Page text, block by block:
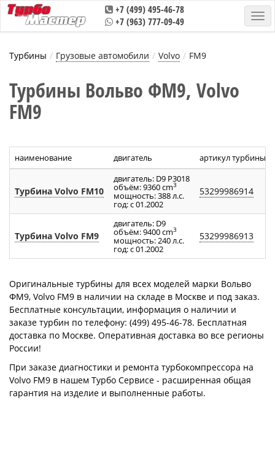
+7 (499) 495-46-78
+7 (963) 777-09-49
Турбины Грузовые автомобили Volvo FM9
Турбины Вольво ФМ9, Volvo
FM9
наименование двигатель артикул турбины
Турбина Volvo FM10
двигатель: D9 P3018
объём: 9360 cm3
мощность: 388 л.с.
год: с 01.2002
53299986914
Турбина Volvo FM9
двигатель: D9
объём: 9400 cm3
мощность: 240 л.с.
год: с 01.2002
53299986913
Оригинальные турбины для всех моделей марки Вольво
ФМ9, Volvo FM9 в наличии на складе в Москве и под заказ.
Бесплатные консультации, информация о наличии и
заказе турбин по телефону: (499) 495-46-78. Бесплатная
доставка по Москве. Оперативная доставка во все регионы
России!
При заказе диагностики и ремонта турбокомпрессора на
Volvo FM9 в нашем Турбо Сервисе - расширенная общая
гарантия на изделие и выполненные работы.